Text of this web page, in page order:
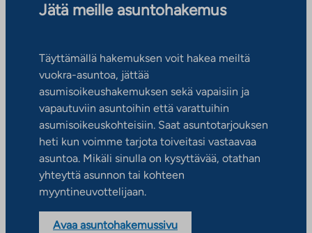
Jätä meille asuntohakemus
Täyttämällä hakemuksen voit hakea meiltä
vuokra-asuntoa, jättää
asumisoikeushakemuksen sekä vapaisiin ja
vapautuviin asuntoihin että varattuihin
asumisoikeuskohteisiin. Saat asuntotarjouksen
heti kun voimme tarjota toiveitasi vastaavaa
asuntoa. Mikäli sinulla on kysyttävää, otathan
yhteyttä asunnon tai kohteen
myyntineuvottelijaan.
Avaa asuntohakemussivu